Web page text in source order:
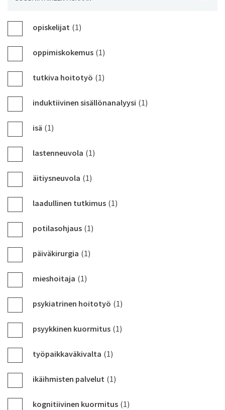
opiskelijat (1)
oppimiskokemus (1)
tutkiva hoitotyö (1)
induktiivinen sisällönanalyysi (1)
isä (1)
lastenneuvola (1)
äitiysneuvola (1)
laadullinen tutkimus (1)
potilasohjaus (1)
päiväkirurgia (1)
mieshoitaja (1)
psykiatrinen hoitotyö (1)
psyykkinen kuormitus (1)
työpaikkaväkivalta (1)
ikäihmisten palvelut (1)
kognitiivinen kuormitus (1)